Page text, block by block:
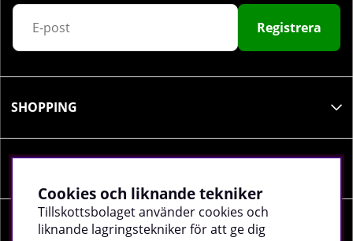
Registrera
SHOPPING
SOCIALA MEDIER
Cookies och liknande tekniker
Tillskottsbolaget använder cookies och
liknande lagringstekniker för att ge dig